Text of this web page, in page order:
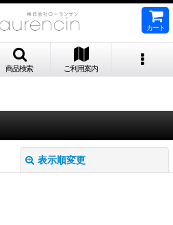
カート
商品検索 ご利用案内
表示順変更